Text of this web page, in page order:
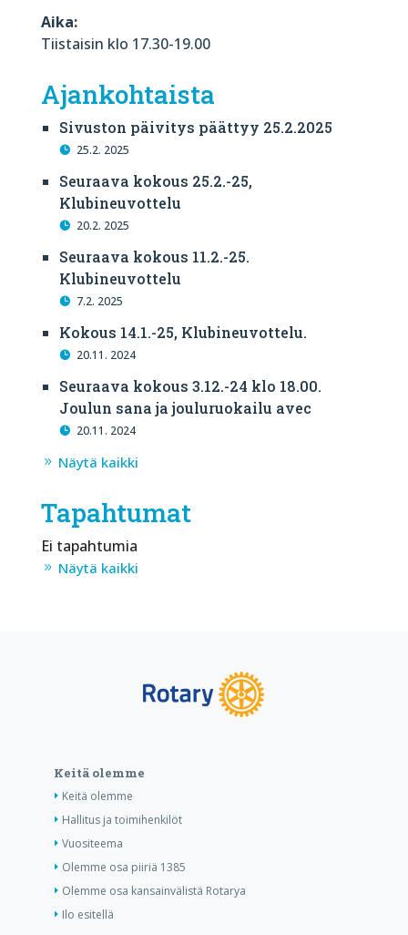
Aika:
Tiistaisin klo 17.30-19.00
Ajankohtaista
Sivuston päivitys päättyy 25.2.2025
25.2. 2025
Seuraava kokous 25.2.-25,
Klubineuvottelu
20.2. 2025
Seuraava kokous 11.2.-25.
Klubineuvottelu
7.2. 2025
Kokous 14.1.-25, Klubineuvottelu.
20.11. 2024
Seuraava kokous 3.12.-24 klo 18.00.
Joulun sana ja jouluruokailu avec
20.11. 2024
Näytä kaikki
Tapahtumat
Ei tapahtumia
Näytä kaikki
Keitä olemme
Keitä olemme
Hallitus ja toimihenkilöt
Vuositeema
Olemme osa piiriä 1385
Olemme osa kansainvälistä Rotarya
Ilo esitellä